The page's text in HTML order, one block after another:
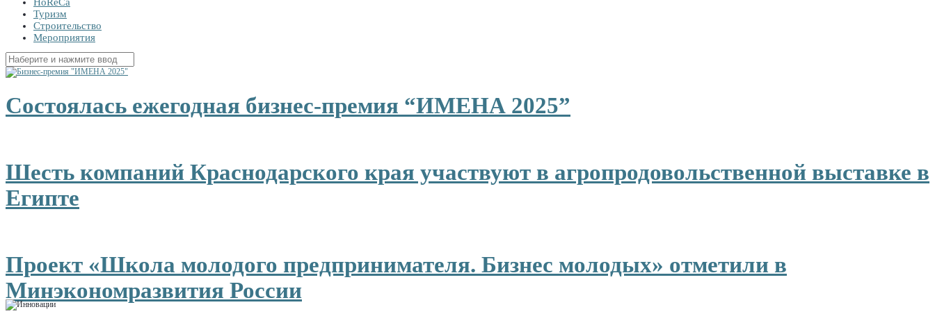
Туризм
Строительство
Мероприятия
Найти:
Состоялась ежегодная бизнес-премия “ИМЕНА 2025”
Шесть компаний Краснодарского края участвуют в агропродовольственной выставке в
Египте
Проект «Школа молодого предпринимателя. Бизнес молодых» отметили в
Минэкономразвития России